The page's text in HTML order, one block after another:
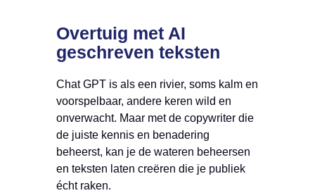
Overtuig met AI
geschreven teksten
Chat GPT is als een rivier, soms kalm en
voorspelbaar, andere keren wild en
onverwacht. Maar met de copywriter die
de juiste kennis en benadering
beheerst, kan je de wateren beheersen
en teksten laten creëren die je publiek
écht raken.